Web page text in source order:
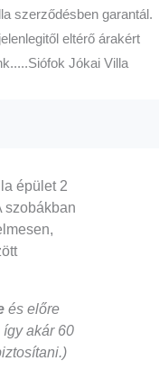
szerződésben garantál.
eltérő árakért
Jókai Villa
épület 2
szobákban
és előre
így akár 60